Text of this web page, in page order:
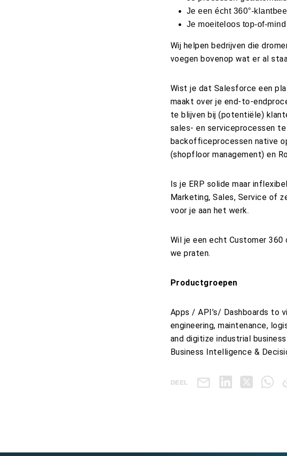
Je een écht 360°-
Je moeiteloos top-of-
Wij helpen bedrijven die
voegen bovenop wat er al
Wist je dat Salesforce een
maakt over je end-to-
te blijven bij (potentiële)
sales- en serviceprocessen
backofficeprocessen native
(shopfloor management) en
Is je ERP solide maar
Marketing, Sales, Service of
voor je aan het werk.
Wil je een echt Customer
we praten.
Productgroepen
Apps / API’s/ Dashboards to
engineering, maintenance,
and digitize industrial business
Business Intelligence &
DEEL